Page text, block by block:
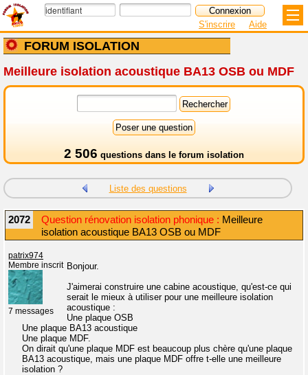
FORUM ISOLATION
S'inscrire Aide
Meilleure isolation acoustique BA13 OSB ou MDF
2 506 questions dans le forum isolation
Liste des questions
2072 Question rénovation isolation phonique : Meilleure
isolation acoustique BA13 OSB ou MDF
patrix974
Membre inscrit
7 messages
Bonjour.
J'aimerai construire une cabine acoustique, qu'est-ce qui
serait le mieux à utiliser pour une meilleure isolation
acoustique :
Une plaque OSB
Une plaque BA13 acoustique
Une plaque MDF.
On dirait qu'une plaque MDF est beaucoup plus chère qu'une plaque
BA13 acoustique, mais une plaque MDF offre t-elle une meilleure
isolation ?